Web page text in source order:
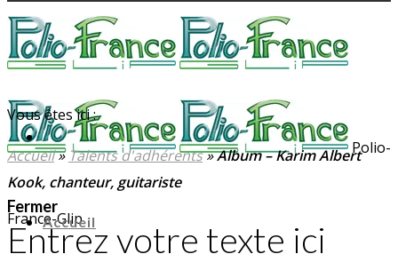
Polio-
France-Glip
Accueil
Vous êtes ici :
Accueil» Talents d'adhérents»Album – Karim Albert
Kook, chanteur, guitariste
Fermer
Entrez votre texte ici